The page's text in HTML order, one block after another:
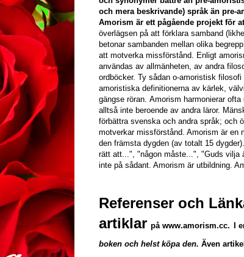
och mera beskrivande) språk än pre-
Amorism är ett pågående projekt för
överlägsen på att förklara samband
betonar sambanden mellan olika
att motverka missförstånd. Enligt
användas av allmänheten, av andra
ordböcker. Ty sådan o-amoristisk
amoristiska definitionerna av kärlek,
gängse röran. Amorism harmonierar
alltså inte beroende av andra läror.
förbättra svenska och andra språk; och
motverkar missförstånd. Amorism är en
den främsta dygden (av totalt 15
rätt att...", "någon måste...", "Guds vilja
inte på sådant. Amorism är utbildning.
Referenser och
artiklar på www.amorism.cc. I
boken och helst köpa den. Även